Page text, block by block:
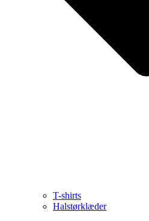
T-shirts
Halstørklæder